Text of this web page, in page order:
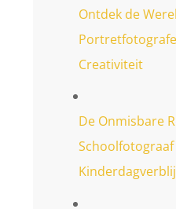
Ontdek de
Creativiteit
De Onmisbare